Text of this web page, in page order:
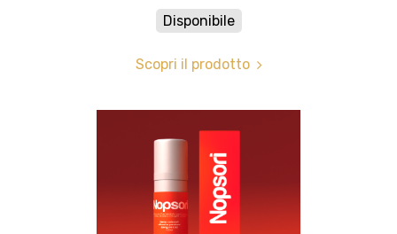
Disponibile
Scopri il prodotto